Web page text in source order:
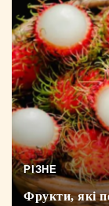
РІЗНЕ
Фрукти, які